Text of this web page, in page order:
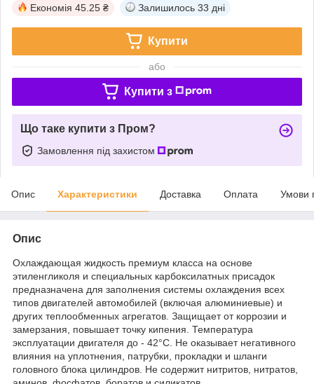
Економія 45.25 ₴ Залишилось 33 дні
Купити
або
Купити з
Що таке купити з Пром?
Замовлення під захистом
Опис Характеристики Доставка Оплата Умови
Опис
Охлаждающая жидкость премиум класса на основе
этиленгликоля и специальных карбоксилатных присадок
предназначена для заполнения системы охлаждения всех
типов двигателей автомобилей (включая алюминиевые) и
других теплообменных агрегатов. Защищает от коррозии и
замерзания, повышает точку кипения. Температура
эксплуатации двигателя до - 42°С. Не оказывает негативного
влияния на уплотнения, патрубки, прокладки и шланги
головного блока цилиндров. Не содержит нитритов, нитратов,